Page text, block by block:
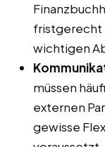
fristgerecht
wichtigen
müssen
externen
gewisse